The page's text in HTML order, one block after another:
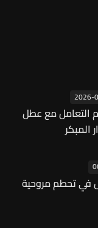
2026-
التعامل مع عطل
المبكر
في تحطم مروحية